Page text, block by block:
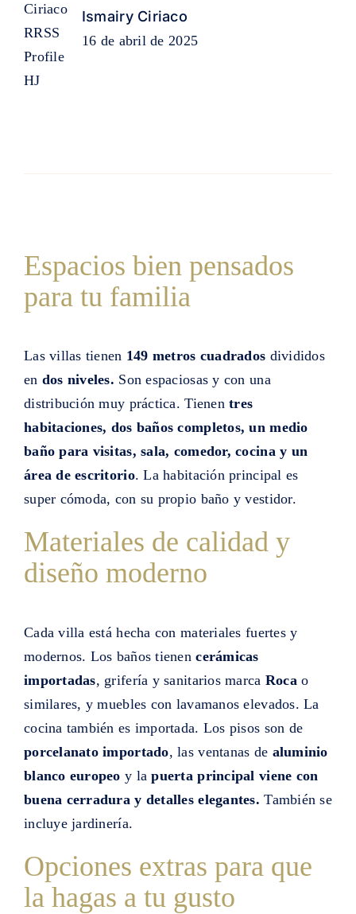
Ismairy Ciriaco
16 de abril de 2025
Espacios bien pensados
para tu familia
Las villas tienen 149 metros cuadrados divididos
en dos niveles. Son espaciosas y con una
distribución muy práctica. Tienentres
habitaciones, dos baños completos, un medio
baño para visitas, sala, comedor, cocina y un
área de escritorio. La habitación principal es
super cómoda, con su propio baño y vestidor.
Materiales de calidad y
diseño moderno
Cada villa está hecha con materiales fuertes y
modernos. Los baños tienen cerámicas
importadas, grifería y sanitarios marca Roca o
similares, y muebles con lavamanos elevados. La
cocina también es importada. Los pisos son de
porcelanato importado, las ventanas de aluminio
blanco europeo y lapuerta principal viene con
buena cerradura y detalles elegantes. También se
incluye jardinería.
Opciones extras para que
la hagas a tu gusto